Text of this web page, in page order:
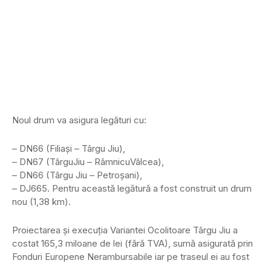
Noul drum va asigura legături cu:
– DN66 (Filiași – Târgu Jiu),
– DN67 (TârguJiu – RâmnicuVâlcea),
– DN66 (Târgu Jiu – Petroșani),
– DJ665. Pentru această legătură a fost construit un drum
nou (1,38 km).
Proiectarea și execuția Variantei Ocolitoare Târgu Jiu a
costat 165,3 miloane de lei (fără TVA), sumă asigurată prin
Fonduri Europene Nerambursabile iar pe traseul ei au fost